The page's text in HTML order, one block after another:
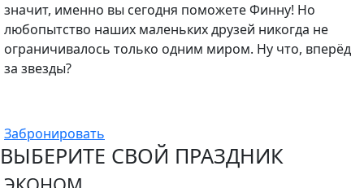
значит, именно вы сегодня поможете Финну! Но
любопытство наших маленьких друзей никогда не
ограничивалось только одним миром. Ну что, вперёд
за звезды?
Забронировать
ВЫБЕРИТЕ СВОЙ ПРАЗДНИК